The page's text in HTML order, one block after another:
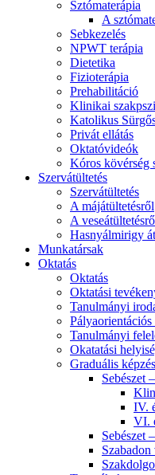
Sztómaterápia
A
Sebkezelés
NPWT terápia
Dietetika
Fizioterápia
Prehabilitáció
Klinikai
Katolikus
Privát ellátás
Oktatóvideók
Kóros kövérség
Szervátültetés
Szervátültetés
A májátültetésről
A
Hasnyálmirigy
Munkatársak
Oktatás
Oktatás
Oktatási
Tanulmányi
Tanulmányi
Okatatási
Graduális képzés
Sebészet
IV.
VI.
Sebészet